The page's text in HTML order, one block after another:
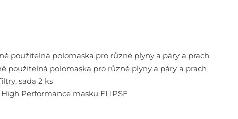
použitelná polomaska pro různé plyny a páry a prach
použitelná polomaska pro různé plyny a páry a prach
sada 2 ks
Performance masku ELIPSE